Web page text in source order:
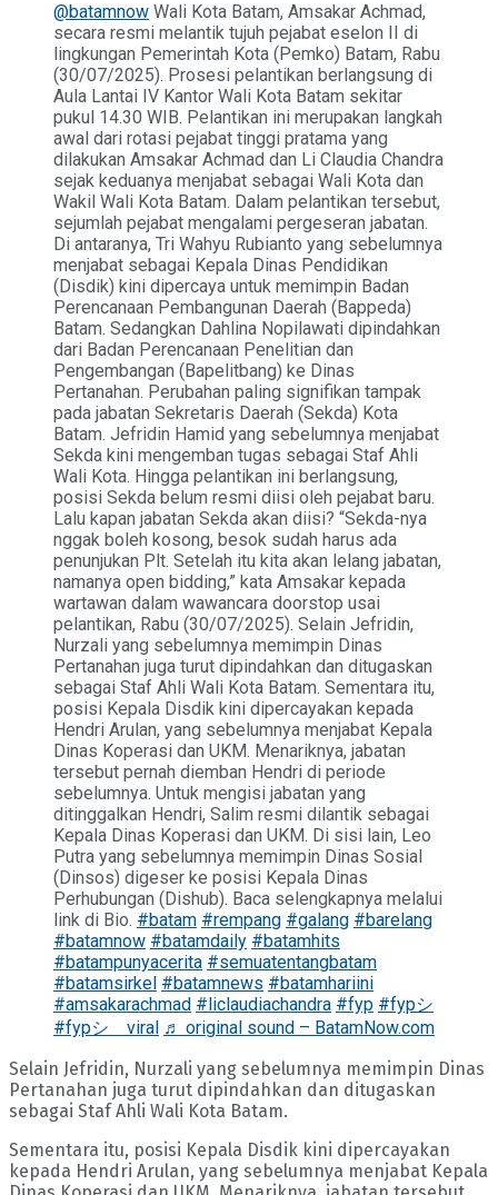
@batamnow Wali Kota Batam, Amsakar Achmad,
secara resmi melantik tujuh pejabat eselon II di
lingkungan Pemerintah Kota (Pemko) Batam, Rabu
(30/07/2025). Prosesi pelantikan berlangsung di
Aula Lantai IV Kantor Wali Kota Batam sekitar
pukul 14.30 WIB. Pelantikan ini merupakan langkah
awal dari rotasi pejabat tinggi pratama yang
dilakukan Amsakar Achmad dan Li Claudia Chandra
sejak keduanya menjabat sebagai Wali Kota dan
Wakil Wali Kota Batam. Dalam pelantikan tersebut,
sejumlah pejabat mengalami pergeseran jabatan.
Di antaranya, Tri Wahyu Rubianto yang sebelumnya
menjabat sebagai Kepala Dinas Pendidikan
(Disdik) kini dipercaya untuk memimpin Badan
Perencanaan Pembangunan Daerah (Bappeda)
Batam. Sedangkan Dahlina Nopilawati dipindahkan
dari Badan Perencanaan Penelitian dan
Pengembangan (Bapelitbang) ke Dinas
Pertanahan. Perubahan paling signifikan tampak
pada jabatan Sekretaris Daerah (Sekda) Kota
Batam. Jefridin Hamid yang sebelumnya menjabat
Sekda kini mengemban tugas sebagai Staf Ahli
Wali Kota. Hingga pelantikan ini berlangsung,
posisi Sekda belum resmi diisi oleh pejabat baru.
Lalu kapan jabatan Sekda akan diisi? “Sekda-nya
nggak boleh kosong, besok sudah harus ada
penunjukan Plt. Setelah itu kita akan lelang jabatan,
namanya open bidding,” kata Amsakar kepada
wartawan dalam wawancara doorstop usai
pelantikan, Rabu (30/07/2025). Selain Jefridin,
Nurzali yang sebelumnya memimpin Dinas
Pertanahan juga turut dipindahkan dan ditugaskan
sebagai Staf Ahli Wali Kota Batam. Sementara itu,
posisi Kepala Disdik kini dipercayakan kepada
Hendri Arulan, yang sebelumnya menjabat Kepala
Dinas Koperasi dan UKM. Menariknya, jabatan
tersebut pernah diemban Hendri di periode
sebelumnya. Untuk mengisi jabatan yang
ditinggalkan Hendri, Salim resmi dilantik sebagai
Kepala Dinas Koperasi dan UKM. Di sisi lain, Leo
Putra yang sebelumnya memimpin Dinas Sosial
(Dinsos) digeser ke posisi Kepala Dinas
Perhubungan (Dishub). Baca selengkapnya melalui
link di Bio. #batam #rempang #galang #barelang
#batamnow #batamdaily #batamhits
#batampunyacerita #semuatentangbatam
#batamsirkel #batamnews #batamhariini
#amsakarachmad #liclaudiachandra #fyp #fypシ
#fypシ゚viral ♬ original sound – BatamNow.com
Selain Jefridin, Nurzali yang sebelumnya memimpin Dinas
Pertanahan juga turut dipindahkan dan ditugaskan
sebagai Staf Ahli Wali Kota Batam.
Sementara itu, posisi Kepala Disdik kini dipercayakan
kepada Hendri Arulan, yang sebelumnya menjabat Kepala